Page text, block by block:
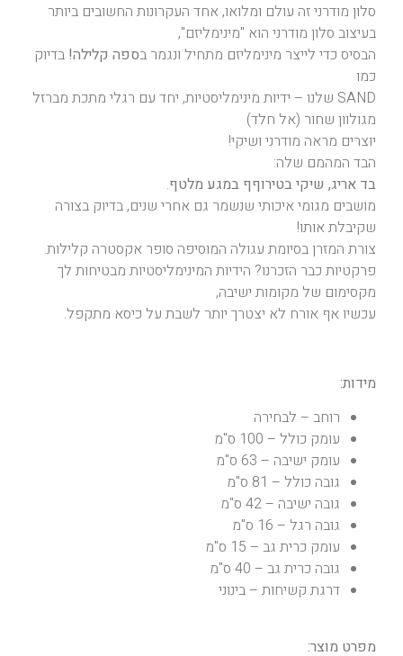
סלון מודרני זה עולם ומלואו, אחד העקרונות החשובים ביותר
בעיצוב סלון מודרני הוא "מינימליזם",
הבסיס כדי לייצר מינימליזם מתחיל ונגמר בספה קלילה! בדיוק
כמו
SAND שלנו – ידיות מינימליסטיות, יחד עם רגלי מתכת מברזל
מגולוון שחור (אל חלד)
יוצרים מראה מודרני ושיקי!
הבד המהמם שלה:
בד אריג, שיקי בטירוףף במגע מלטף.
מושבים מגומי איכותי שנשמר גם אחרי שנים, בדיוק בצורה
שקיבלת אותו!
צורת המזרן בסיומת עגולה המוסיפה סופר אקסטרה קלילות.
פרקטיות כבר הזכרנו? הידיות המינימליסטיות מבטיחות לך
מקסימום של מקומות ישיבה,
עכשיו אף אורח לא יצטרך יותר לשבת על כיסא מתקפל.
מידות:
רוחב – לבחירה
עומק כולל – 100 ס"מ
עומק ישיבה – 63 ס"מ
גובה כולל – 81 ס"מ
גובה ישיבה – 42 ס"מ
גובה רגל – 16 ס"מ
עומק כרית גב – 15 ס"מ
גובה כרית גב – 40 ס"מ
דרגת קשיחות – בינוני
מפרט מוצר: